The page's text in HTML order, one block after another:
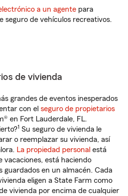
a un agente para
seguro de vehículos recreativos.
de vivienda
grandes de eventos inesperados
con el seguro de propietarios
en Fort Lauderdale, FL.
1 Su seguro de vivienda le
o reemplazar su vivienda, así
La propiedad personal está
vacaciones, está haciendo
guardados en un almacén. Cada
eligen a State Farm como
vivienda por encima de cualquier